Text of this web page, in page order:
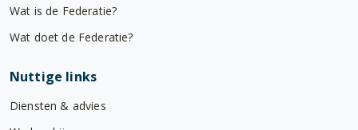
Wat is de Federatie?
Wat doet de Federatie?
Nuttige links
Diensten & advies